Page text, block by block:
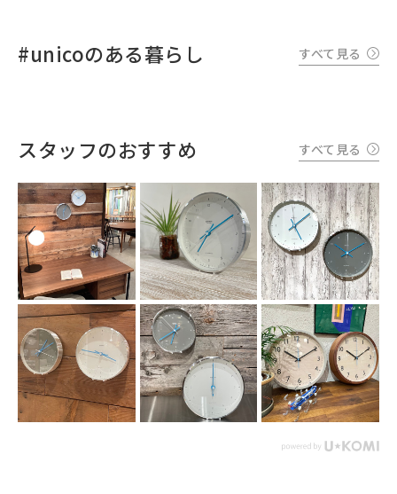
#unicoのある暮らし すべて見る
スタッフのおすすめ すべて見る